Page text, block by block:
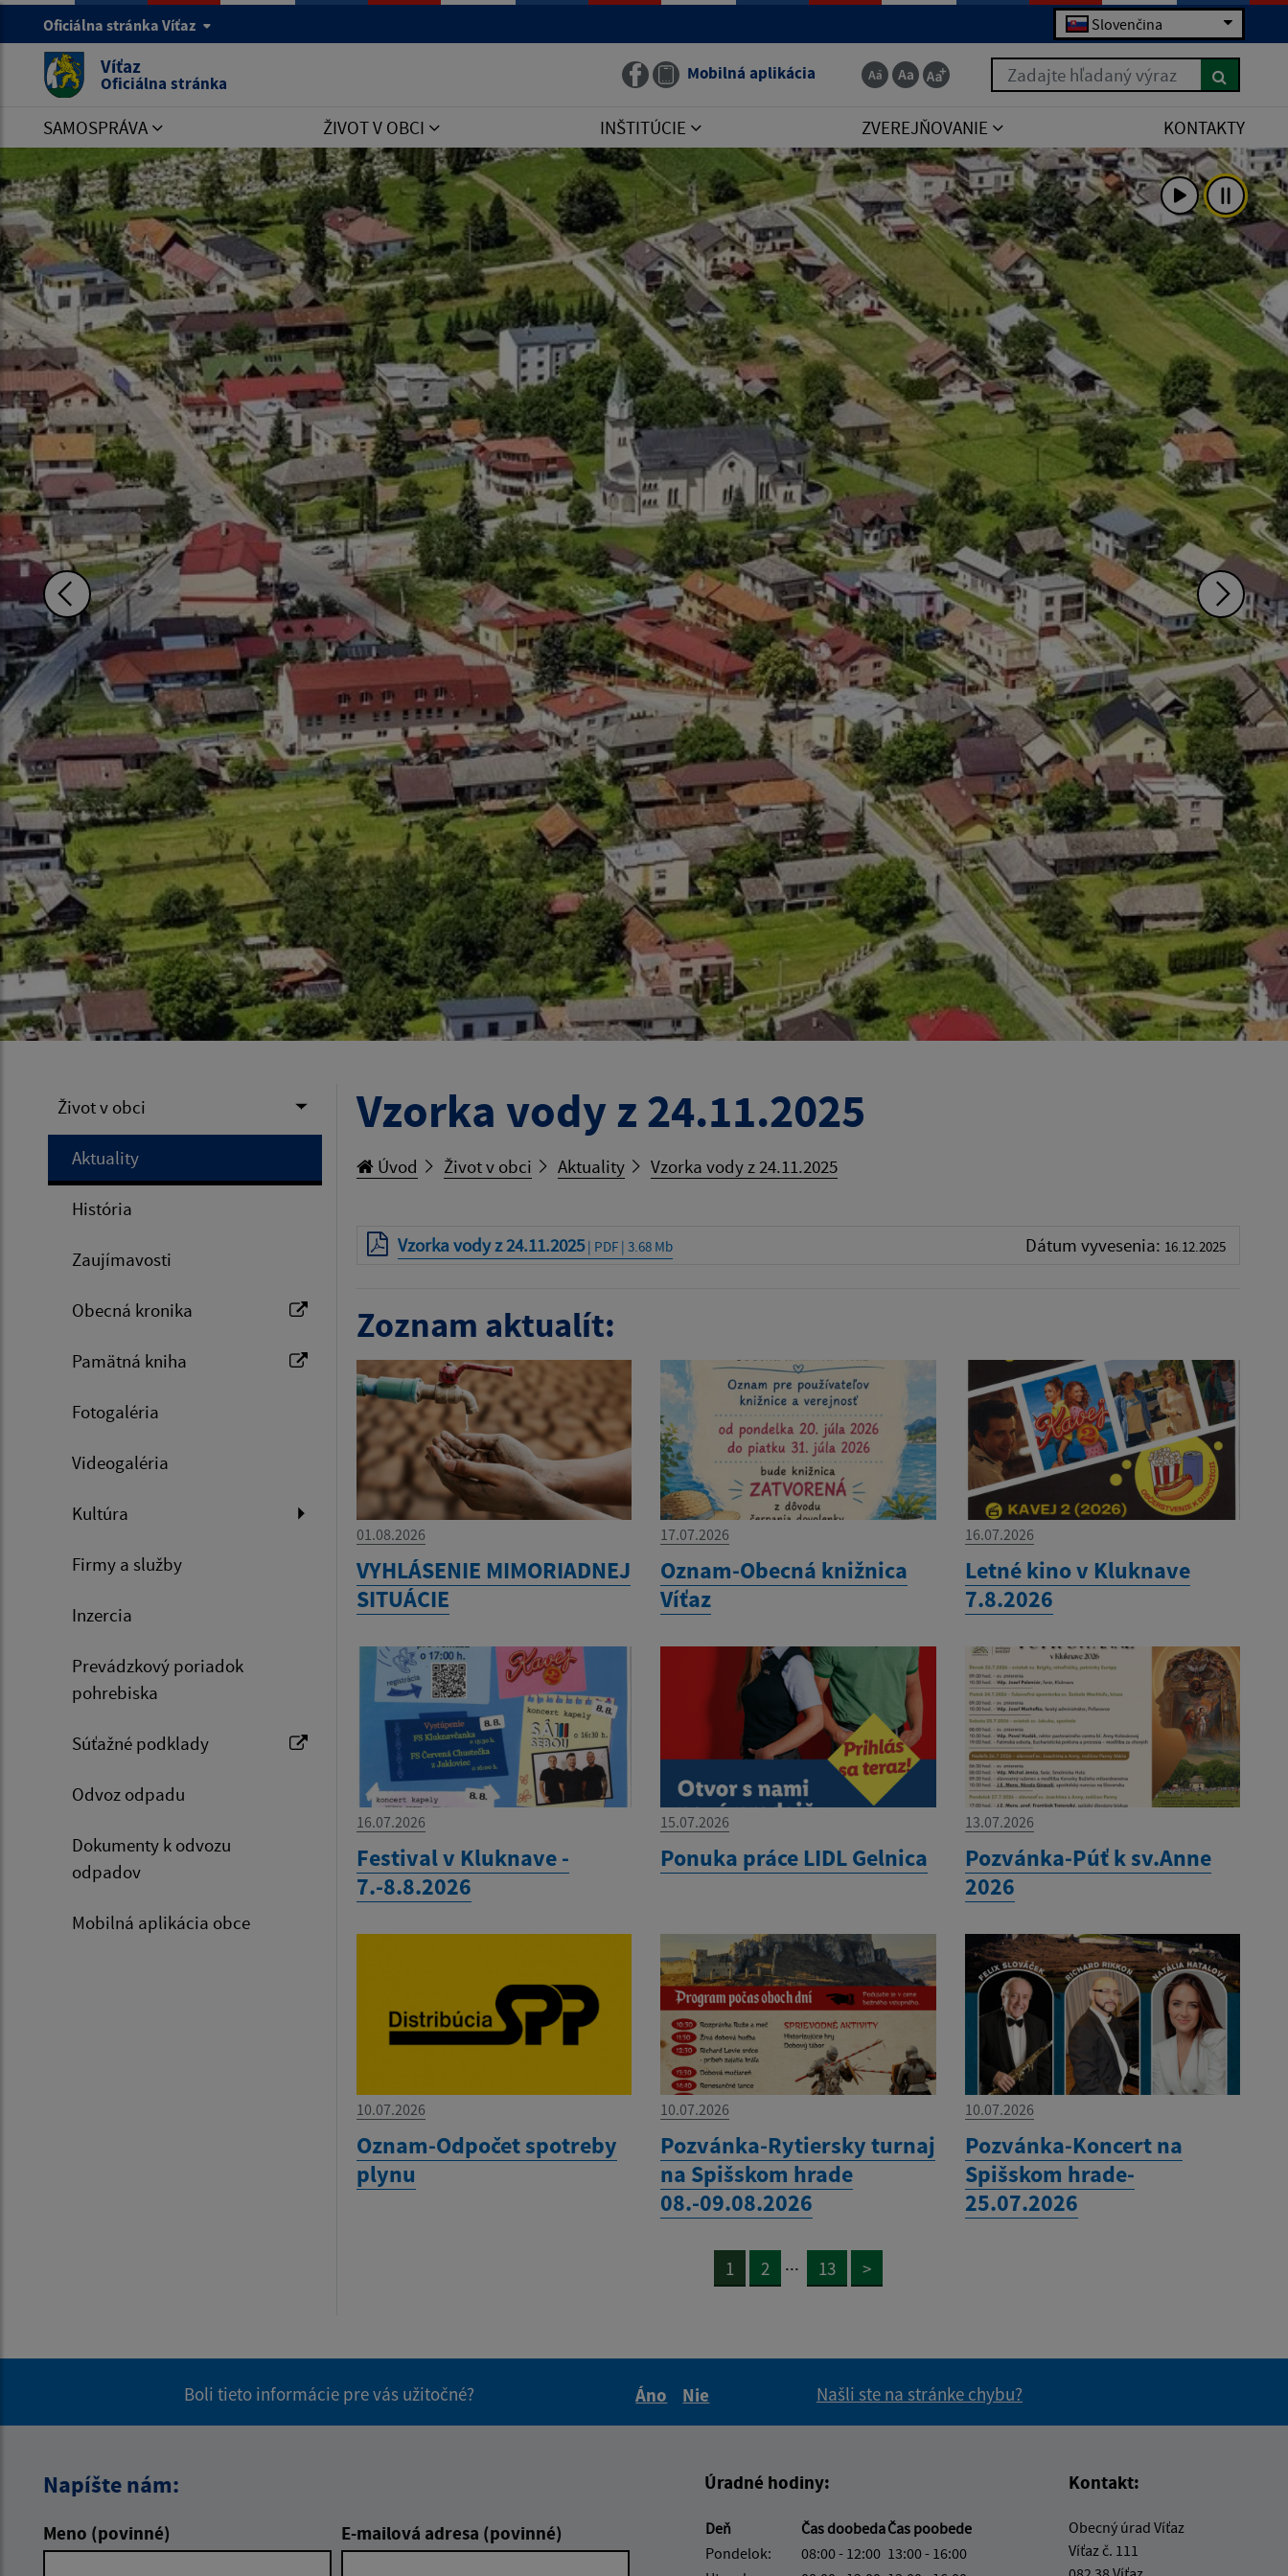
Oficiálna stránka Víťaz Slovenčina
Víťaz
Oficiálna stránka Mobilná aplikácia Zadajte hľadaný výraz
SAMOSPRÁVA ŽIVOT V OBCI INŠTITÚCIE ZVEREJŇOVANIE KONTAKTY
Život v obci
Aktuality
História
Zaujímavosti
Obecná kronika
Pamätná kniha
Fotogaléria
Videogaléria
Kultúra
Firmy a služby
Inzercia
Prevádzkový poriadok
pohrebiska
Súťažné podklady
Odvoz odpadu
Dokumenty k odvozu
odpadov
Mobilná aplikácia obce
Vzorka vody z 24.11.2025
Úvod Život v obci Aktuality Vzorka vody z 24.11.2025
Vzorka vody z 24.11.2025| PDF | 3.68 Mb Dátum vyvesenia: 16.12.2025
Zoznam aktualít:
01.08.2026
VYHLÁSENIE MIMORIADNEJ
SITUÁCIE
17.07.2026
Oznam-Obecná knižnica
Víťaz
16.07.2026
Letné kino v Kluknave
7.8.2026
16.07.2026
Festival v Kluknave -
7.-8.8.2026
15.07.2026
Ponuka práce LIDL Gelnica
13.07.2026
Pozvánka-Púť k sv.Anne
2026
10.07.2026
Oznam-Odpočet spotreby
plynu
10.07.2026
Pozvánka-Rytiersky turnaj
na Spišskom hrade
08.-09.08.2026
10.07.2026
Pozvánka-Koncert na
Spišskom hrade-
25.07.2026
1 2 ... 13 >
Boli tieto informácie pre vás užitočné?
Áno
Nie
Našli ste na stránke chybu?
Napíšte nám:
Meno (povinné) E-mailová adresa (povinné)
Úradné hodiny:
Deň Čas doobedaČas poobede
Pondelok:
08:00 - 12:00 13:00 - 16:00
Kontakt:
Obecný úrad Víťaz
Víťaz č. 111